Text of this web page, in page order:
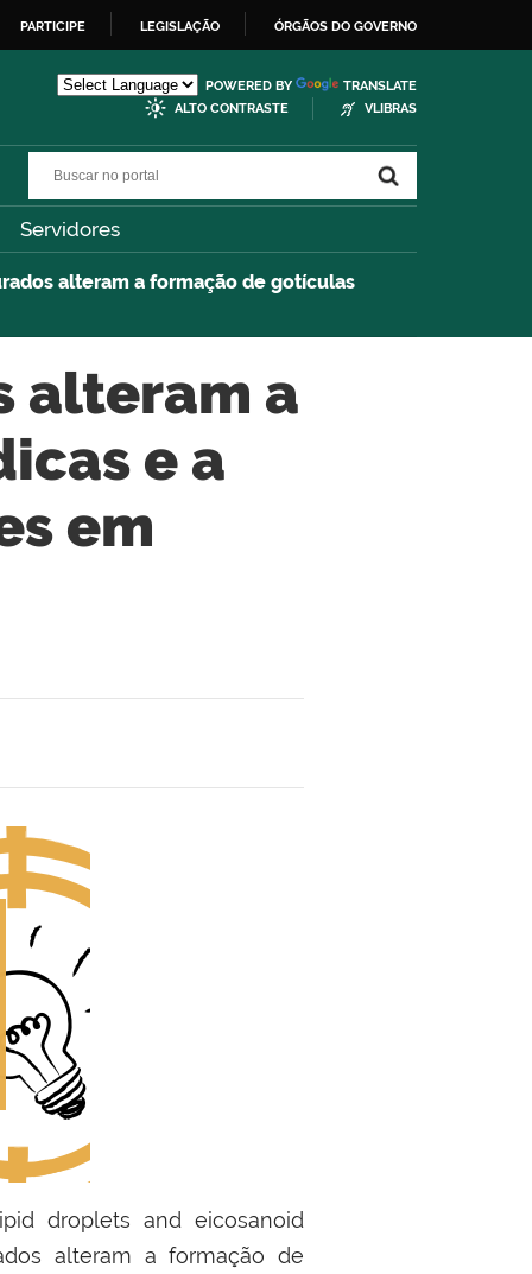
PARTICIPE LEGISLAÇÃO ÓRGÃOS DO GOVERNO
POWERED BY
TRANSLATE
ALTO CONTRASTE
VLIBRAS
Servidores
alteram a formação de gotículas
alteram a
e a
em
droplets and eicosanoid
alteram a formação de